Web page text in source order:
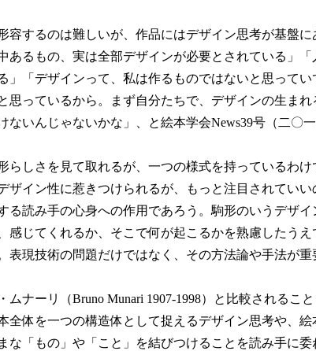
容するのは難しいが、作品にはデザイン思考が基盤
あるもの、実は全部デザインが必要とされている」「
」「デザインって、私は作るものではないと思ってい
思っているから。まず自分たちで、デザインの生まれ
ないんじゃないかな」、と絵本学会News39号（二〇
らしさを見て取れるが、一つの様式を持っているわ
ザイン性に惹きつけられるが、もっと注目されてい
る読み手の心身への作用であろう。駒形のいうデザ
感じてくれるか、そこで何が起こるかを熟慮したう
表現技術の問題だけではなく、その方法論や手法が
ムナーリ（Bruno Munari 1907-1998）と比較されるこ
全体を一つの構造体として捉えるデザイン思考や、
な「もの」や「こと」を結びつけることを読み手に